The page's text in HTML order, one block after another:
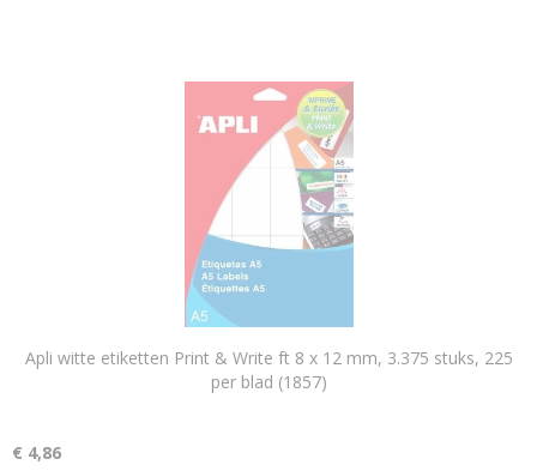
Apli witte etiketten Print & Write ft 8 x 12 mm, 3.375 stuks, 225
per blad (1857)
€ 4,86